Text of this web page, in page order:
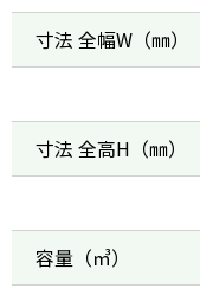
寸法 全幅W（㎜）
寸法 全高H（㎜）
容量（㎥）